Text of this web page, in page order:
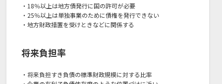
・18％以上は地方債発行に国の許可が必要
・25％以上は単独事業のために債権を発行できない
・地方財政措置を受けときなどに関係する
将来負担率
・将来負担すき負債の標準財政規模に対する比率